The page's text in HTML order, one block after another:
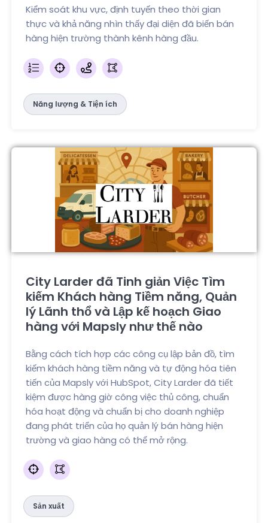
Kiểm soát khu vực, định tuyến theo thời gian
thực và khả năng nhìn thấy đại diện đã biến bán
hàng hiện trường thành kênh hàng đầu.
Năng lượng & Tiện ích
City Larder đã Tinh giản Việc Tìm
kiếm Khách hàng Tiềm năng, Quản
lý Lãnh thổ và Lập kế hoạch Giao
hàng với Mapsly như thế nào
Bằng cách tích hợp các công cụ lập bản đồ, tìm
kiếm khách hàng tiềm năng và tự động hóa tiên
tiến của Mapsly với HubSpot, City Larder đã tiết
kiệm được hàng giờ công việc thủ công, chuẩn
hóa hoạt động và chuẩn bị cho doanh nghiệp
đang phát triển của họ quản lý bán hàng hiện
trường và giao hàng có thể mở rộng.
Sản xuất